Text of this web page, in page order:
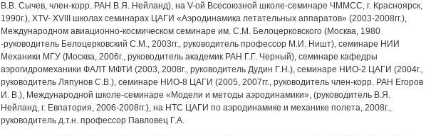
B.В. Сычев, член-корр. РАН В.Я. Нейланд), на V-ой Всесоюзной школе-семинаре ЧММСС, г. Красноярск,
1990г.), XTV- XVIII школах семинарах ЦАГИ «Аэродинамика летательных аппаратов» (2003-2008гг.),
Международном авиационно-космическом семинаре им. С.М. Белоцерковского (Москва, 1980
-руководитель Белоцерковский С.М., 2003гг., руководитель профессор М.И. Ништ), семинаре НИИ
Механики МГУ (Москва, 2006г., руководитель академик РАН Г.Г. Черный), семинаре кафедры
аэрогидромеханики ФАЛТ МФТИ (2003, 2008г., руководитель Дудин Г.Н.), семинаре НИО-2 ЦАГИ (2004г.,
руководитель Ляпунов C.B.), семинаре НИО-8 ЦАГИ (2005, 2007гг., руководитель член-корр. РАН Егоров
И. В.), Международной школе-семинаре «Модели и методы аэродинамики», (руководитель В.Я.
Нейланд, г. Евпатория, 2006-2008гг.), на НТС ЦАГИ по аэродинамике и механике полета, 2008г.,
руководитель д.т.н. профессор Павловец Г.А.